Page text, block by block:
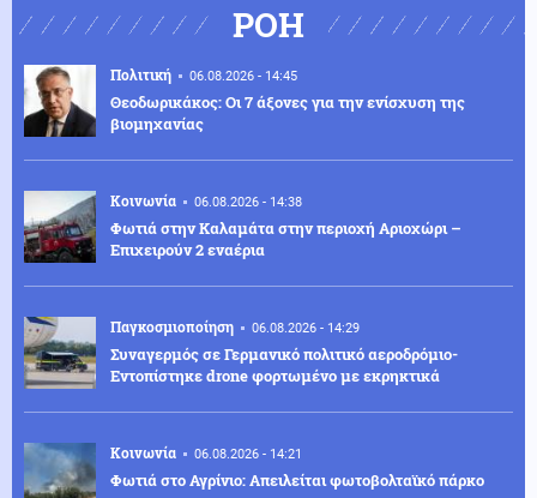
ΡΟΗ
Πολιτική 06.08.2026 - 14:45
Θεοδωρικάκος: Οι 7 άξονες για την ενίσχυση της
βιομηχανίας
Κοινωνία 06.08.2026 - 14:38
Φωτιά στην Καλαμάτα στην περιοχή Αριοχώρι –
Επιχειρούν 2 εναέρια
Παγκοσμιοποίηση 06.08.2026 - 14:29
Συναγερμός σε Γερμανικό πολιτικό αεροδρόμιο-
Eντοπίστηκε drone φορτωμένο με εκρηκτικά
Κοινωνία 06.08.2026 - 14:21
Φωτιά στο Αγρίνιο: Απειλείται φωτοβολταϊκό πάρκο